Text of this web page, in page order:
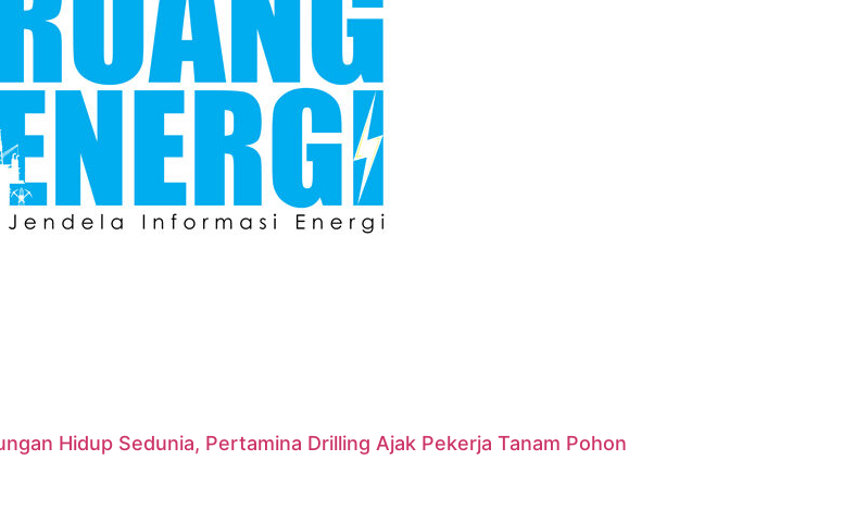
Hidup Sedunia, Pertamina Drilling Ajak Pekerja Tanam Pohon